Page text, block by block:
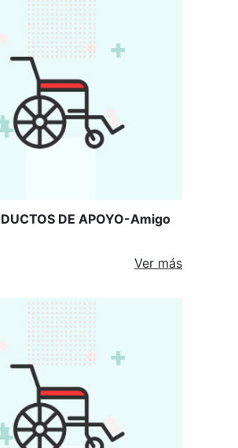
DE APOYO-Amigo
Ver más